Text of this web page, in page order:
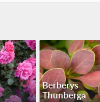
Berberys
Thunberga